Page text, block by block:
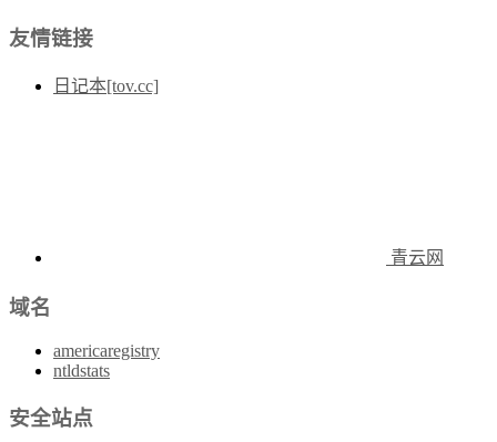
友情链接
日记本[tov.cc]
青云网
域名
americaregistry
ntldstats
安全站点